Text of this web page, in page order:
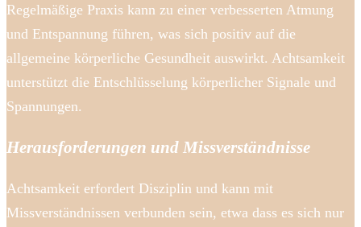
Regelmäßige Praxis kann zu einer verbesserten Atmung
und Entspannung führen, was sich positiv auf die
allgemeine körperliche Gesundheit auswirkt. Achtsamkeit
unterstützt die Entschlüsselung körperlicher Signale und
Spannungen.
Herausforderungen und Missverständnisse
Achtsamkeit erfordert Disziplin und kann mit
Missverständnissen verbunden sein, etwa dass es sich nur